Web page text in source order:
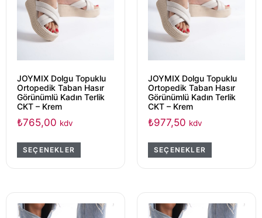
JOYMIX Dolgu Topuklu
Ortopedik Taban Hasır
Görünümlü Kadın Terlik
CKT – Krem
₺765,00 kdv
SEÇENEKLER
JOYMIX Dolgu Topuklu
Ortopedik Taban Hasır
Görünümlü Kadın Terlik
CKT – Krem
₺977,50 kdv
SEÇENEKLER